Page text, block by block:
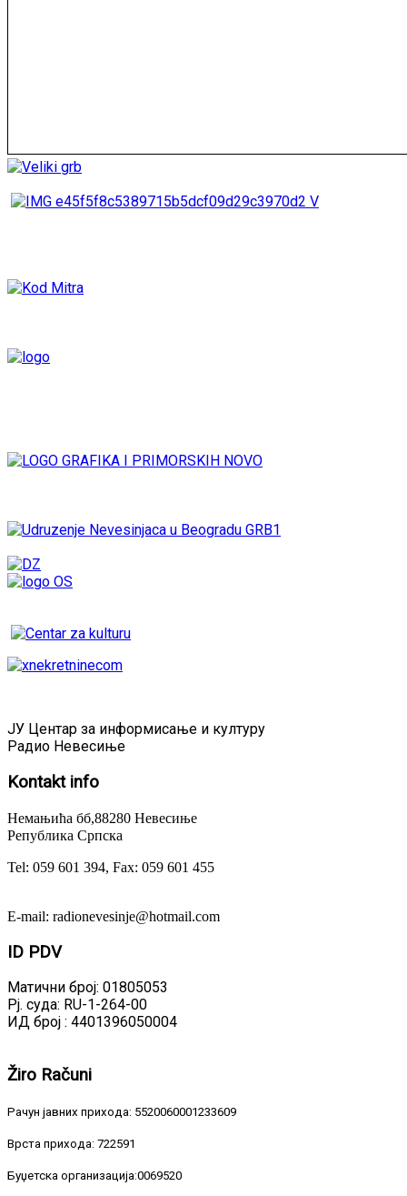
ЈУ Центар за информисање и културу
Радио Невесиње
Kontaktinfo
Немањића бб,88280 Невесиње
Република Српска
Tel: 059 601 394, Fax: 059 601 455
E-mail: radionevesinje@hotmail.com
ID PDV
Матични број: 01805053
Рј. суда: RU-1-264-00
ИД број : 4401396050004
Žiro Računi
Рачун јавних прихода: 5520060001233609
Врста прихода: 722591
Буџетска организација:0069520